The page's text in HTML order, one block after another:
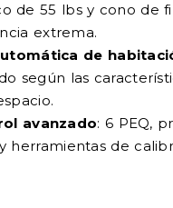
de 55 lbs y cono de
extrema.
de
según las
avanzado: 6 PEQ,
herramientas de